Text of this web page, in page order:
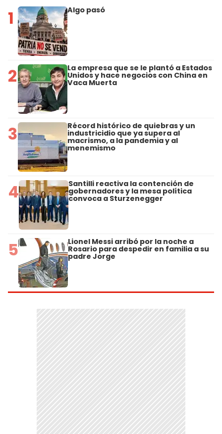
1 Algo pasó
2 La empresa que se le plantó a Estados
Unidos y hace negocios con China en
Vaca Muerta
3 Récord histórico de quiebras y un
industricidio que ya supera al
macrismo, a la pandemia y al
menemismo
4 Santilli reactiva la contención de
gobernadores y la mesa política
convoca a Sturzenegger
5 Lionel Messi arribó por la noche a
Rosario para despedir en familia a su
padre Jorge